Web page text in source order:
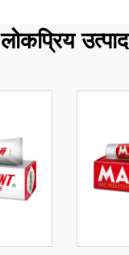
लोकप्रिय उत्पाद